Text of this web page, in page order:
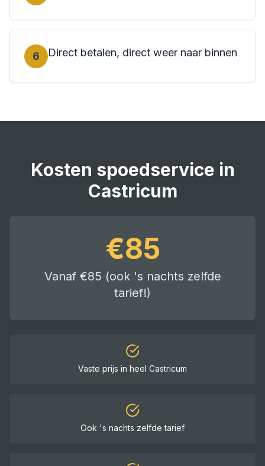
6 Direct betalen, direct weer naar binnen
Kosten spoedservice in
Castricum
€85
Vanaf €85 (ook 's nachts zelfde
tarief!)
Vaste prijs in heel Castricum
Ook 's nachts zelfde tarief